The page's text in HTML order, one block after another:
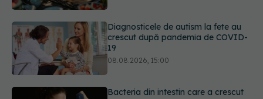
Bacteria din intestin care a crescut
forța musculară cu 30%
08.08.2026, 14:00
5 mituri despre menstruație pe care